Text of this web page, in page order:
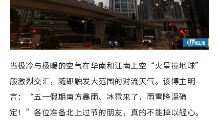
当极冷与极暖的空气在华南和江南上空“火星撞地球”
般激烈交汇，随即触发大范围的对流天气。该博主明
言：“五一假期南方暴雨、冰雹来了，雨雪降温确
定！”各位准备北上过节的朋友，真的不能掉以轻心。